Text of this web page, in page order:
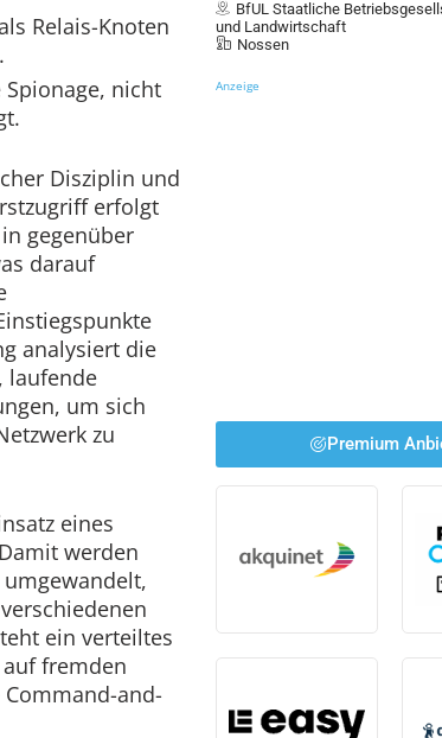
Relais-Knoten
nicht
Disziplin und
erfolgt
gegenüber
darauf
analysiert die
laufende
um sich
zu
eines
werden
ein verteiltes
fremden
and-
BfUL Staatliche
und Landwirtschaft
Nossen
Anzeige
Premium